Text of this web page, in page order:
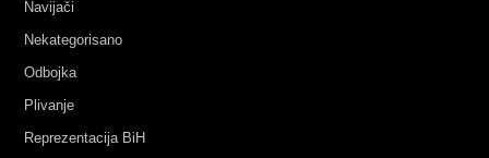
Navijači
Nekategorisano
Odbojka
Plivanje
Reprezentacija BiH